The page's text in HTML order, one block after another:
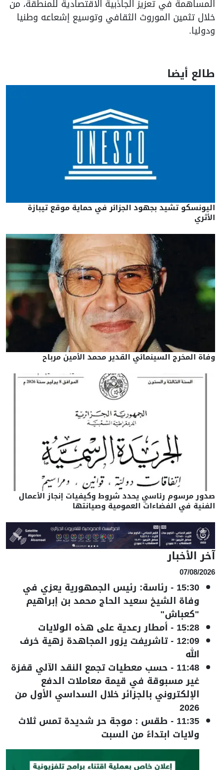
المساهمة في تعزيز الجاذبية الاقتصادية للمنطقة، من
خلال تثمين الموروث الثقافي وتوسيع إشعاعه وطنيا
ودوليا.
طالع أيضا
اليونسكو تشيد بجهود الجزائر في حماية موقع تيبازة
الأثري
وفاة المخرج السينمائي القدير محمد الأمين مرباح
صدور مرسوم رئاسي يحدد شروط وكيفيات إنجاز الأعمال
الفنية في الفضاءات العمومية وصيانتها
آخر الأخبار
07/08/2026
15:30
- رئاسة: رئيس الجمهورية يعزي في
وفاة الشيخ سعيد الحاج محمد بن إبراهيم
"كعباش"
15:28
- أمطار رعدية على هذه الولايات
12:09
-تاشريفت يزور المجاهدة زهية خرف
الله
11:48
- حسب معطيات تجمع النقد الآلي قفزة
غير مسبوقة في قيمة معاملات الدفع
الإلكتروني بالجزائر خلال السداسي الأول من
2026
11:35
- طقس : موجة حر شديدة تمس ثلاث
ولايات ابتداءً من السبت